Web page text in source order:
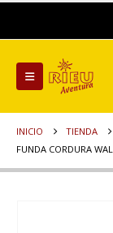
INICIO TIENDA
FUNDA CORDURA